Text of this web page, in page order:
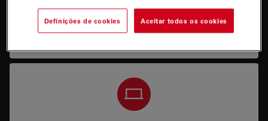
Preciso de uma configuração ou informações de
preços.
Definições de cookies Aceitar todos os cookies